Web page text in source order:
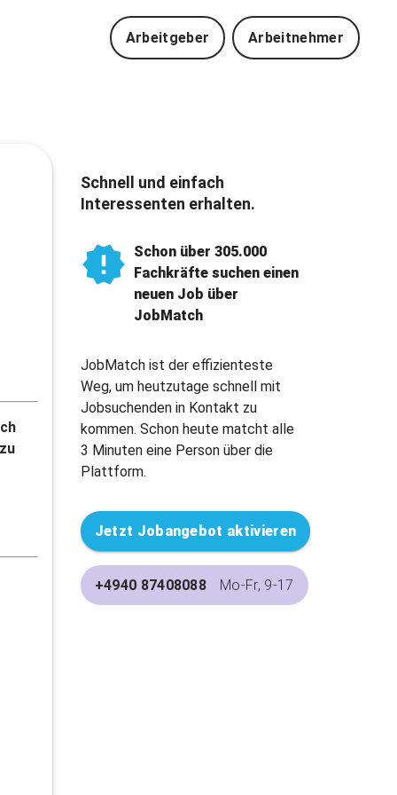
Arbeitgeber Arbeitnehmer
Schnell und einfach
Interessenten erhalten.
Schon über 305.000
Fachkräfte suchen einen
neuen Job über
JobMatch
JobMatch ist der effizienteste
Weg, um heutzutage schnell mit
Jobsuchenden in Kontakt zu
kommen. Schon heute matcht alle
3 Minuten eine Person über die
Plattform.
Jetzt Jobangebot aktivieren
+4940 87408088 Mo-Fr, 9-17